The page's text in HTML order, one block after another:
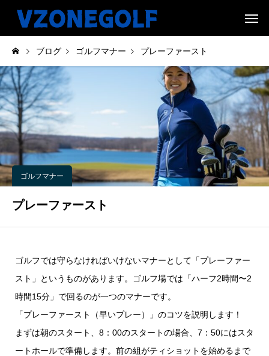
ブログ ゴルフマナー プレーファースト
ゴルフマナー
プレーファースト
ゴルフでは守らなければいけないマナーとして「プレーファー
スト」というものがあります。ゴルフ場では「ハーフ2時間〜2
時間15分」で回るのが一つのマナーです。
「プレーファースト（早いプレー）」のコツを説明します！
まずは朝のスタート、8：00のスタートの場合、7：50にはスタ
ートホールで準備します。前の組がティショットを始めるまで